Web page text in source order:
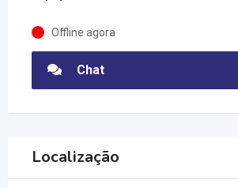
Offline agora
Chat
Localização